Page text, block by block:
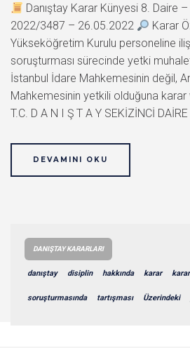
Danıştay Karar Künyesi 8. Daire
2022/3487 – 26.05.2022
Karar
Yükseköğretim Kurulu personeline
soruşturması sürecinde yetki
İstanbul İdare Mahkemesinin değil,
Mahkemesinin yetkili olduğuna
T.C. D A N I Ş T A Y SEKİZİNCİ
DEVAMINI OKU
DANIŞTAY KARARLARI
danıştay disiplin hakkında karar
soruşturmasında tartışması Üzerindeki